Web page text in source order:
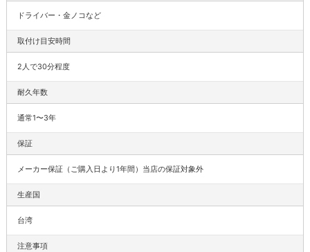
ドライバー・金ノコなど
取付け目安時間
2人で30分程度
耐久年数
通常1〜3年
保証
メーカー保証（ご購入日より1年間）当店の保証対象外
生産国
台湾
注意事項